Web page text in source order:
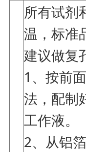
所有试剂
温，标准
建议做复
1、按前
法，配制
工作液。
2、从铝